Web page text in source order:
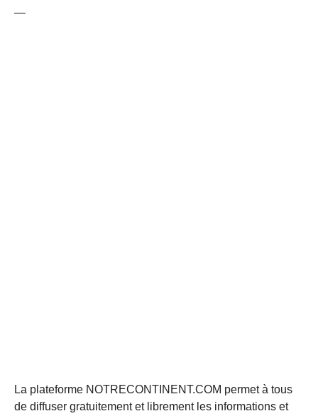
—
La plateforme NOTRECONTINENT.COM permet à tous
de diffuser gratuitement et librement les informations et